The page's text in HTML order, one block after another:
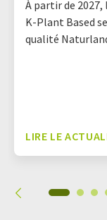
À partir de
K-Plant Based
qualité
LIRE LE